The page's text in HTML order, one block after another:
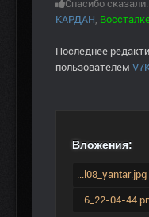
Спасибо сказали:
КАРДАН,
Последнее
пользователем
Вложения:
...l08_yantar.jpg
...6_22-04-